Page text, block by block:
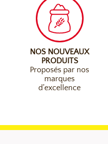
NOS NOUVEAUX
PRODUITS
Proposés par nos
marques
d’excellence